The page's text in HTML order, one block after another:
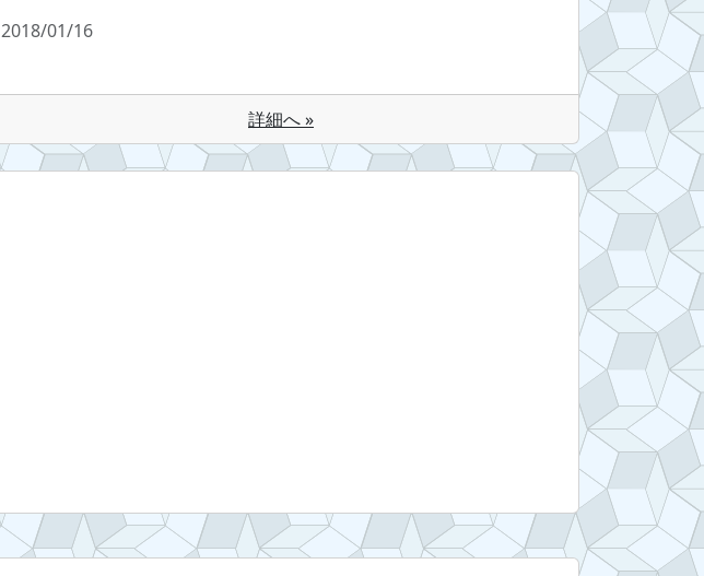
2018/01/16
詳細へ »